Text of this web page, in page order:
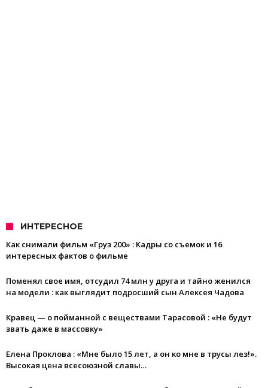
ИНТЕРЕСНОЕ
Как снимали фильм «Груз 200» : Кадры со съемок и 16
интересных фактов о фильме
Поменял свое имя, отсудил 74 млн у друга и тайно женился
на модели : как выглядит подросший сын Алексея Чадова
Кравец — о пойманной с веществами Тарасовой : «Не будут
звать даже в массовку»
Елена Проклова : «Мне было 15 лет, а он ко мне в трусы лез!».
Высокая цена всесоюзной славы…